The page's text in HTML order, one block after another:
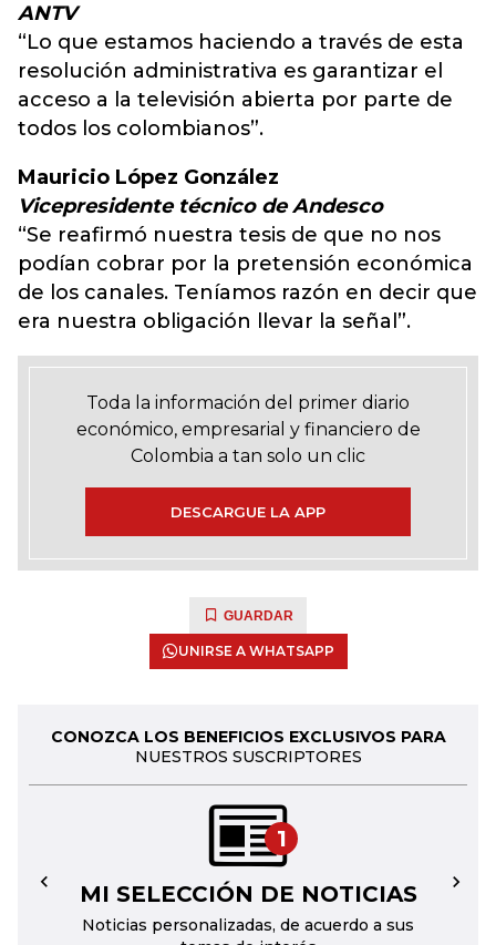
ANTV
“Lo que estamos haciendo a través de esta
resolución administrativa es garantizar el
acceso a la televisión abierta por parte de
todos los colombianos”.
Mauricio López González
Vicepresidente técnico de Andesco
“Se reafirmó nuestra tesis de que no nos
podían cobrar por la pretensión económica
de los canales. Teníamos razón en decir que
era nuestra obligación llevar la señal”.
Toda la información del primer diario
económico, empresarial y financiero de
Colombia a tan solo un clic
DESCARGUE LA APP
GUARDAR
UNIRSE A WHATSAPP
CONOZCA LOS BENEFICIOS EXCLUSIVOS PARA
NUESTROS SUSCRIPTORES
1
MI SELECCIÓN DE NOTICIAS
Noticias personalizadas, de acuerdo a sus
← →